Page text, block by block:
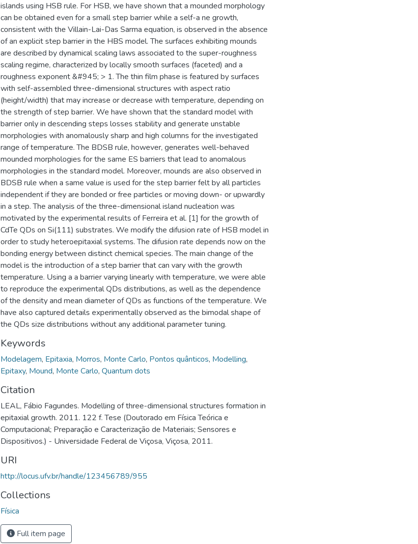
islands using HSB rule. For HSB, we have shown that a mounded morphology
can be obtained even for a small step barrier while a self-a ne growth,
consistent with the Villain-Lai-Das Sarma equation, is observed in the absence
of an explicit step barrier in the HBS model. The surfaces exhibiting mounds
are described by dynamical scaling laws associated to the super-roughness
scaling regime, characterized by locally smooth surfaces (faceted) and a
roughness exponent &#945; > 1. The thin film phase is featured by surfaces
with self-assembled three-dimensional structures with aspect ratio
(height/width) that may increase or decrease with temperature, depending on
the strength of step barrier. We have shown that the standard model with
barrier only in descending steps losses stability and generate unstable
morphologies with anomalously sharp and high columns for the investigated
range of temperature. The BDSB rule, however, generates well-behaved
mounded morphologies for the same ES barriers that lead to anomalous
morphologies in the standard model. Moreover, mounds are also observed in
BDSB rule when a same value is used for the step barrier felt by all particles
independent if they are bonded or free particles or moving down- or upwardly
in a step. The analysis of the three-dimensional island nucleation was
motivated by the experimental results of Ferreira et al. [1] for the growth of
CdTe QDs on Si(111) substrates. We modify the difusion rate of HSB model in
order to study heteroepitaxial systems. The difusion rate depends now on the
bonding energy between distinct chemical species. The main change of the
model is the introduction of a step barrier that can vary with the growth
temperature. Using a a barrier varying linearly with temperature, we were able
to reproduce the experimental QDs distributions, as well as the dependence
of the density and mean diameter of QDs as functions of the temperature. We
have also captured details experimentally observed as the bimodal shape of
the QDs size distributions without any additional parameter tuning.
Keywords
Modelagem, Epitaxia, Morros, Monte Carlo, Pontos quânticos, Modelling,
Epitaxy, Mound, Monte Carlo, Quantum dots
Citation
LEAL, Fábio Fagundes. Modelling of three-dimensional structures formation in
epitaxial growth. 2011. 122 f. Tese (Doutorado em Física Teórica e
Computacional; Preparação e Caracterização de Materiais; Sensores e
Dispositivos.) - Universidade Federal de Viçosa, Viçosa, 2011.
URI
http://locus.ufv.br/handle/123456789/955
Collections
Física
Full item page